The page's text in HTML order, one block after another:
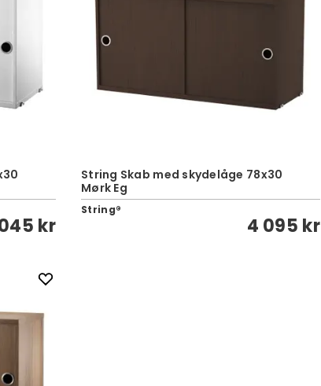
kr
String Skab med skydelåge 78x30
Mørk Eg
String®
4 095 kr